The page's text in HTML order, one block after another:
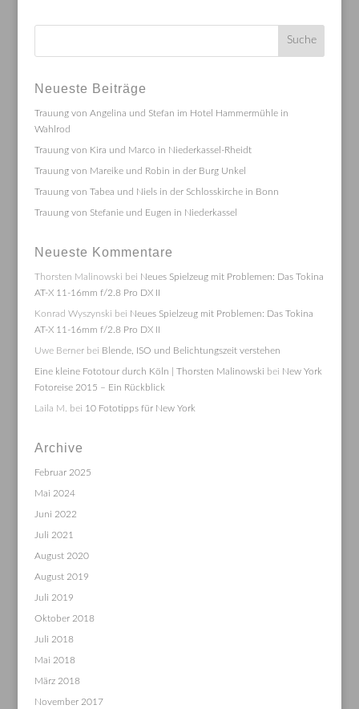
Neueste Beiträge
Trauung von Angelina und Stefan im Hotel Hammermühle in
Wahlrod
Trauung von Kira und Marco in Niederkassel-Rheidt
Trauung von Mareike und Robin in der Burg Unkel
Trauung von Tabea und Niels in der Schlosskirche in Bonn
Trauung von Stefanie und Eugen in Niederkassel
Neueste Kommentare
Thorsten Malinowski bei Neues Spielzeug mit Problemen: Das Tokina
AT-X 11-16mm f/2.8 Pro DX II
Konrad Wyszynski bei Neues Spielzeug mit Problemen: Das Tokina
AT-X 11-16mm f/2.8 Pro DX II
Uwe Bernerbei Blende, ISO und Belichtungszeit verstehen
Eine kleine Fototour durch Köln | Thorsten Malinowski bei New York
Fotoreise 2015 – Ein Rückblick
Laila M. bei 10 Fototipps für New York
Archive
Februar 2025
Mai 2024
Juni 2022
Juli 2021
August 2020
August 2019
Juli 2019
Oktober 2018
Juli 2018
Mai 2018
März 2018
November 2017